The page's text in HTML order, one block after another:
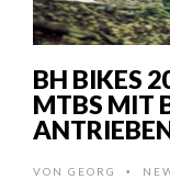
BH BIKES
MTBS MIT
VON GEORG •